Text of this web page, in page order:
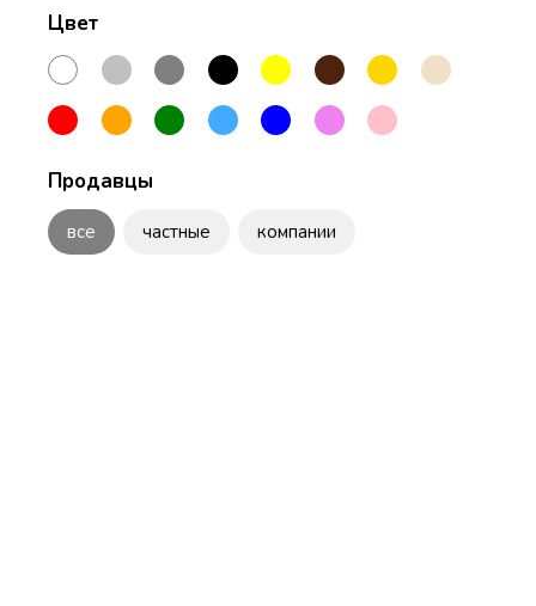
Цвет
Продавцы
все частные компании